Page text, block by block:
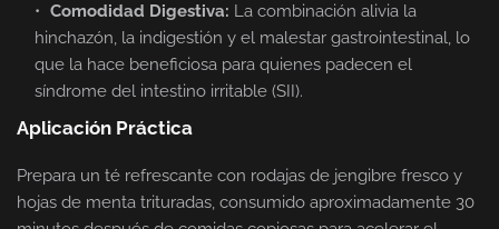
Comodidad Digestiva: La combinación alivia la
hinchazón, la indigestión y el malestar gastrointestinal, lo
que la hace beneficiosa para quienes padecen el
síndrome del intestino irritable (SII).
Aplicación Práctica
Prepara un té refrescante con rodajas de jengibre fresco y
hojas de menta trituradas, consumido aproximadamente 30